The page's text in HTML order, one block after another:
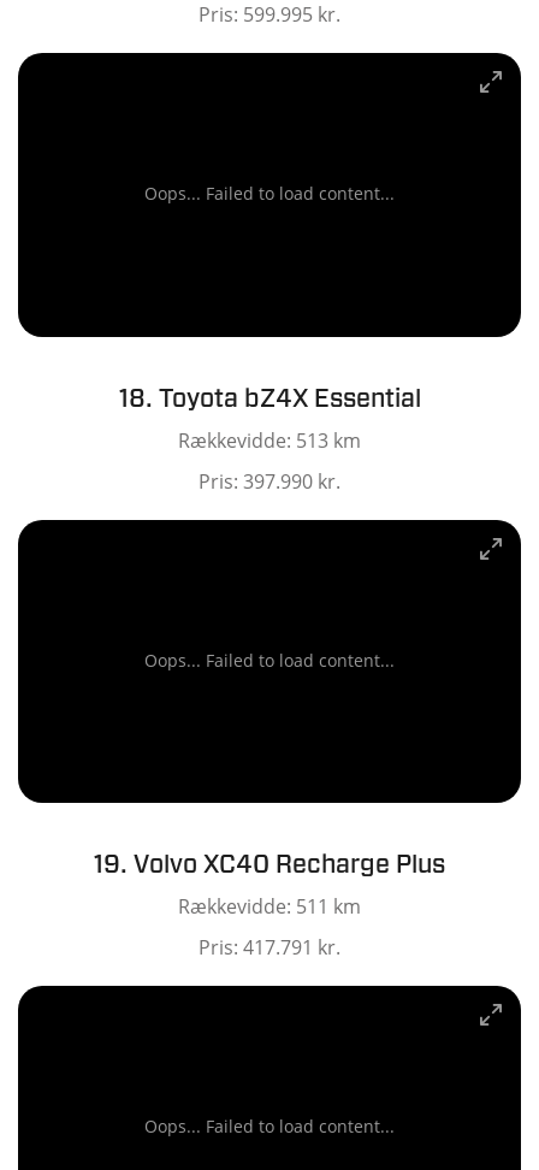
Pris: 599.995 kr.
Oops... Failed to load content...
18. Toyota bZ4X Essential
Rækkevidde: 513 km
Pris: 397.990 kr.
Oops... Failed to load content...
19. Volvo XC40 Recharge Plus
Rækkevidde: 511 km
Pris: 417.791 kr.
Oops... Failed to load content...